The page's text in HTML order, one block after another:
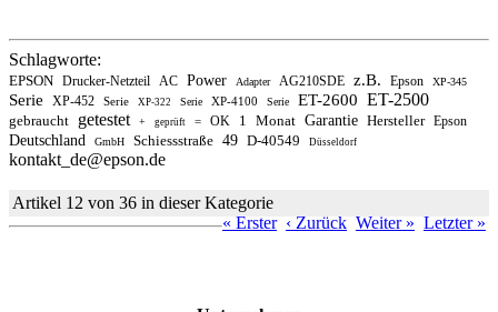
Schlagworte:
EPSON Drucker-Netzteil AC Power Adapter AG210SDE z.B. Epson XP-345
Serie XP-452 Serie XP-322 Serie XP-4100 Serie ET-2600 ET-2500
gebraucht getestet + geprüft = OK 1 Monat Garantie Hersteller Epson
Deutschland GmbH Schiessstraße 49 D-40549 Düsseldorf
kontakt_de@epson.de
Artikel 12 von 36 in dieser Kategorie
« Erster ‹ Zurück Weiter » Letzter »